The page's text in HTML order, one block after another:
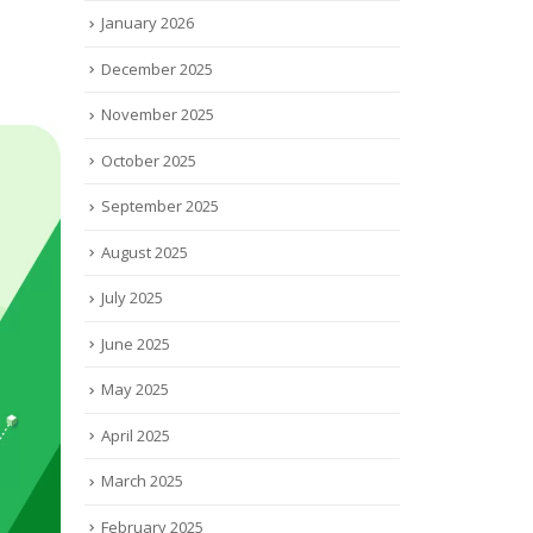
January 2026
December 2025
November 2025
October 2025
September 2025
August 2025
July 2025
June 2025
May 2025
April 2025
March 2025
February 2025